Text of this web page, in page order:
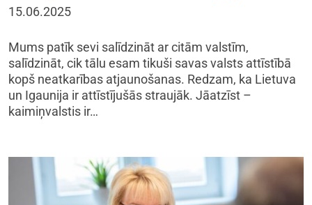
15.06.2025
Mums patīk sevi salīdzināt ar citām valstīm,
salīdzināt, cik tālu esam tikuši savas valsts attīstībā
kopš neatkarības atjaunošanas. Redzam, ka Lietuva
un Igaunija ir attīstījušās straujāk. Jāatzīst –
kaimiņvalstis ir…